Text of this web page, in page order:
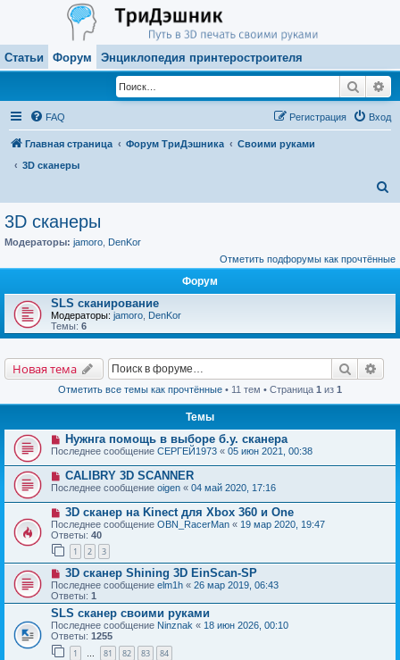
Статьи Форум Энциклопедия принтеростроителя
Поиск
FAQ Вход
Регистрация
Главная страница Форум ТриДэшника
Своими руками
3D сканеры
к
3D сканеры
Модераторы: jamoro DenKor
Отметить подфорумы как прочтённые
Форум
SLS сканирование
Модераторы: jamoro DenKor
Темы: 6
Новая тема Поиск
Отметить все темы как прочтённые • 11 тем • Страница 1 из 1
Темы
Нужнга помощь в выборе б.у. сканера
Последнее сообщение СЕРГЕЙ1973 « 05 июн 2021, 00:38
CALIBRY 3D SCANNER
Последнее сообщение oigen « 04 май 2020, 17:16
3D сканер на Kinect для Xbox 360 и One
Последнее сообщение OBN_RacerMan « 19 мар 2020, 19:47
Ответы: 40
1 2 3
3D сканер Shining 3D EinScan-SP
Последнее сообщение elm1h « 26 мар 2019, 06:43
Ответы: 1
SLS сканер своими руками
Последнее сообщение Ninznak « 18 июн 2026, 00:10
Ответы: 1255
1 … 81 82 83 84